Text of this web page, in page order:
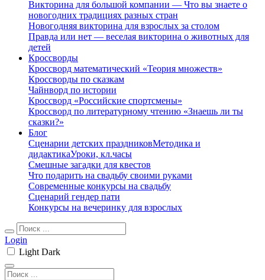
Викторина для большой компании — Что вы знаете о
новогодних традициях разных стран
Новогодняя викторина для взрослых за столом
Правда или нет — веселая викторина о животных для
детей
Кроссворды
Кроссворд математический «Теория множеств»
Кроссворды по сказкам
Чайнворд по истории
Кроссворд «Российские спортсмены»
Кроссворд по литературному чтению «Знаешь ли ты
сказки?»
Блог
Сценарии детских праздниковМетодика и
дидактикаУроки, кл.часы
Смешные загадки для квестов
Что подарить на свадьбу своими руками
Современные конкурсы на свадьбу
Сценарий гендер пати
Конкурсы на вечеринку для взрослых
Login
Light Dark